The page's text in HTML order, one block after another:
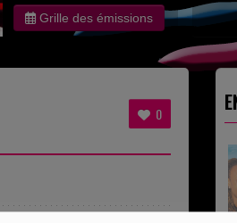
Grille des émissions
0